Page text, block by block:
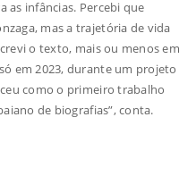
as infâncias. Percebi que
mas a trajetória de vida
o texto, mais ou menos em
em 2023, durante um projeto
como o primeiro trabalho
de biografias”, conta.